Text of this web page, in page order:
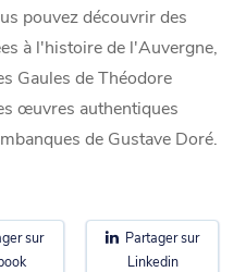
pouvez découvrir des
à l'histoire de l'Auvergne,
Gaules de Théodore
œuvres authentiques
de Gustave Doré.
sur
Partager sur
Linkedin